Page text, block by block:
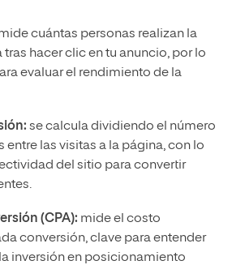
cuántas personas realizan la
hacer clic en tu anuncio, por lo
evaluar el rendimiento de la
se calcula dividiendo el número
entre las visitas a la página, con lo
del sitio para convertir
(CPA): mide el costo
conversión, clave para entender
inversión en posicionamiento